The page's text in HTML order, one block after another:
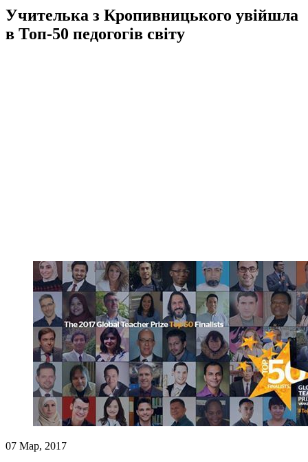
Учителька з Кропивницького увійшла
в Топ-50 педогогів світу
07 Мар, 2017